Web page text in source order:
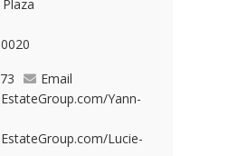
Email
Yann-
Lucie-